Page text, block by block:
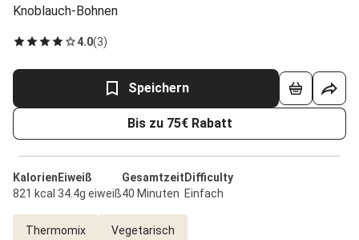
Knoblauch-Bohnen
4.0(3)
Speichern
Bis zu 75€ Rabatt
Kalorien
821 kcal
Eiweiß
34.4g eiweiß
Gesamtzeit
40 Minuten
Difficulty
Einfach
Thermomix Vegetarisch